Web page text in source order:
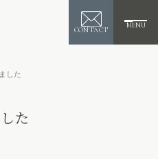
CONTACT
MENU
した
た